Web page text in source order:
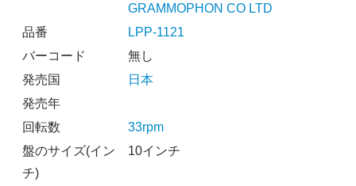
GRAMMOPHON CO LTD
品番
LPP-1121
バーコード
無し
発売国
日本
発売年
回転数
33rpm
盤のサイズ(イン
チ)
10インチ